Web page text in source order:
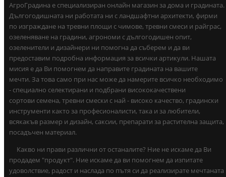
АгроГрадина е специализиран онлайн магазин за дома и градината.
Дългогодишната ни работата ни с ландшафтни архитекти, фирми
по изграждане на тревни площи с чимове, тревни смеси и райграс,
озеленяване на градини, агрономи с дългогодишен опит,
озеленители и дизайнери ни помогна да съберем и да ви
предоставим подробна информация за всички артикули. Нашата
мисия е да Ви помогнем да направите градината на вашите
мечти. За това само при нас може да намерите всичко необходимо
- специално селектирани и подбрани висококачествени
сортови семена, тревни смески с най - високо качество, градински
инструменти както за професионалисти, така и за любители,
всякакъв размер и дизайн, саксии, препарати за растителна защита,
посадъчен материал.
Какво ни прави различни от останалите? Ние не искаме да Ви
продадем "продукт". Ние искаме да ви помогнем да изпитате
удоволствие, радост и наслада по пътя си да реализирате мечтаната